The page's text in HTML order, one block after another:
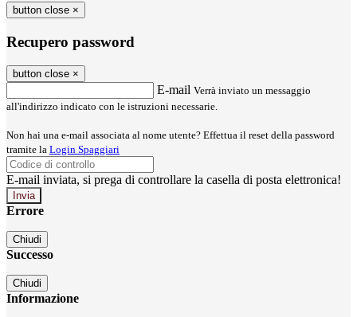
button close ×
Recupero password
button close ×
E-mail Verrà inviato un messaggio
all'indirizzo indicato con le istruzioni necessarie.
Non hai una e-mail associata al nome utente? Effettua il reset della password
tramite la Login Spaggiari
E-mail inviata, si prega di controllare la casella di posta elettronica!
Errore
Chiudi
Successo
Chiudi
Informazione